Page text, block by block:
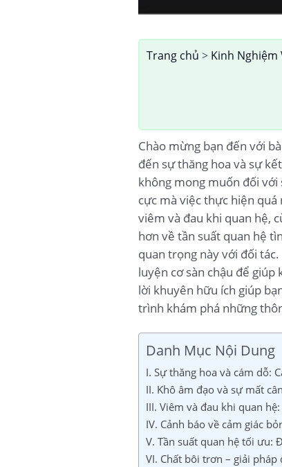
Trang chủ > Kinh Nghiệm
Chào mừng bạn đến với
đến sự thăng hoa và sự
không mong muốn đối
cực mà việc thực hiện
viêm và đau khi quan hệ,
hơn về tần suất quan hệ
quan trọng này với đối
luyện cơ sàn chậu để
lời khuyên hữu ích giúp
trình khám phá những
Danh Mục Nội Dung
I. Sự thăng hoa và cám dỗ:
II. Khô âm đạo và sự mất
III. Viêm và đau khi quan
IV. Cảnh báo về cảm giác
V. Tần suất quan hệ tối ưu:
VI. Chất bôi trơn – giải